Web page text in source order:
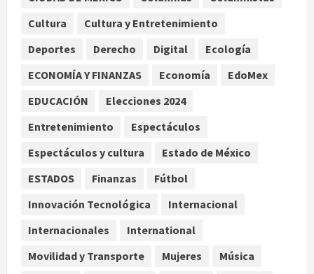
domingo de agosto
agosto 10, 2026
ciudad y la resistencia desde el
4
Jardín Hidalgo de Coyoacán atrae
en espacio polinizador
agosto 10, 2026
Cultura
Cultura y Entretenimiento
Deportes
Derecho Digital
Ecología
ECONOMÍA Y FINANZAS
Economía
EdoMex
EDUCACIÓN
Elecciones 2024
Entretenimiento
Espectáculos
Espectáculos y cultura
Estado de México
ESTADOS
Finanzas
Fútbol
Innovación Tecnológica
Internacional
Internacionales
International
Movilidad y Transporte
Mujeres
Música